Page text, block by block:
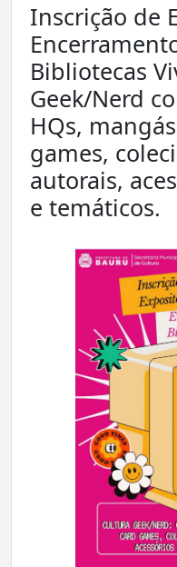
Inscrição de
Bibliotecas
Geek/Nerd
HQs,
games,
autorais,
e temáticos.